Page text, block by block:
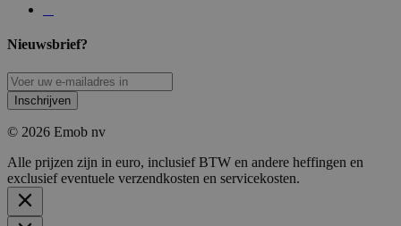
Nieuwsbrief?
Inschrijven
© 2026 Emob nv
Alle prijzen zijn in euro, inclusief BTW en andere heffingen en
exclusief eventuele verzendkosten en servicekosten.